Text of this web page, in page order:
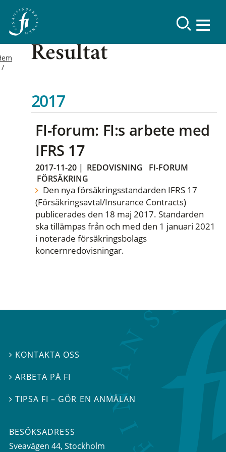
Resultat
2017
FI-forum: FI:s arbete med
IFRS 17
2017-11-20 | REDOVISNING
FI-FORUM
FÖRSÄKRING
Den nya försäkringsstandarden IFRS 17
(Försäkringsavtal/Insurance Contracts)
publicerades den 18 maj 2017. Standarden
ska tillämpas från och med den 1 januari 2021
i noterade försäkringsbolags
koncernredovisningar.
 KONTAKTA OSS
 ARBETA PÅ FI
TIPSA FI – GÖR EN ANMÄLAN
BESÖKSADRESS
Sveavägen 44, Stockholm